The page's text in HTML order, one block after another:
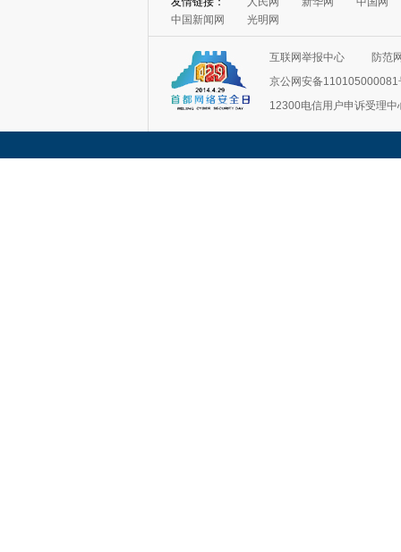
互联网举报中心
防范
京公网安备110105000081
12300电信用户申诉受理中